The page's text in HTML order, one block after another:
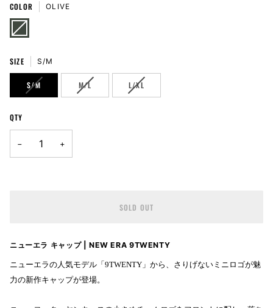
COLOR OLIVE
OLIVE
VARIANT
SOLD
OUT
SIZE S/M
S/MVARIANT
SOLD
UNAVAILABLE
M/LVARIANT
SOLD
L/XLVARIANT
SOLD
QTY
− +
SOLD OUT
ニューエラ キャップ | NEW ERA 9TWENTY
ニューエラの人気モデル「9TWENTY」から、さりげないミニロゴが魅
力の新作キャップが登場。